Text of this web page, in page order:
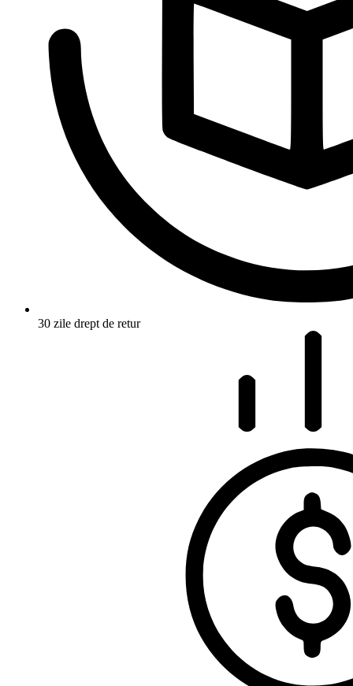
30 zile drept de retur